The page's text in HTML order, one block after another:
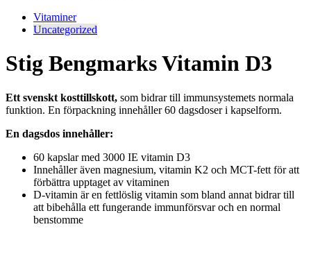
Vitaminer
Uncategorized
Stig Bengmarks Vitamin D3
Ett svenskt kosttillskott, som bidrar till immunsystemets normala
funktion. En förpackning innehåller 60 dagsdoser i kapselform.
En dagsdos innehåller:
60 kapslar med 3000 IE vitamin D3
Innehåller även magnesium, vitamin K2 och MCT-fett för att
förbättra upptaget av vitaminen
D-vitamin är en fettlöslig vitamin som bland annat bidrar till
att bibehålla ett fungerande immunförsvar och en normal
benstomme